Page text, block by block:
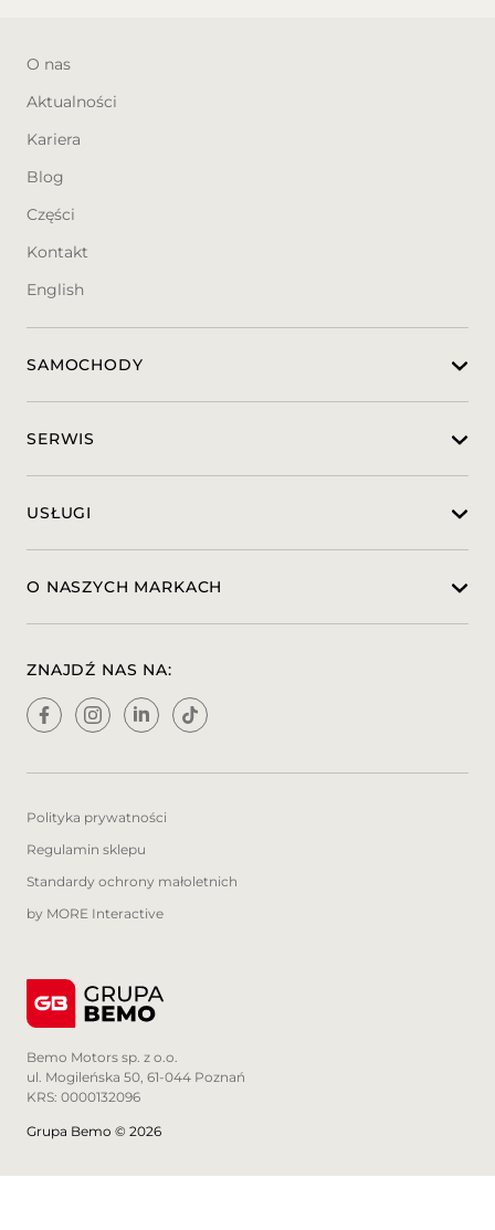
O nas
Aktualności
Kariera
Blog
Części
Kontakt
English
Bemo Motors sp. z o.o.
ul. Mogileńska 50, 61-044 Poznań
KRS: 0000132096
ZNAJDŹ NAS NA:
SAMOCHODY
SERWIS
USŁUGI
O NASZYCH MARKACH
Grupa Bemo © 2026
Polityka prywatności
Regulamin sklepu
Standardy ochrony małoletnich
by MORE Interactive